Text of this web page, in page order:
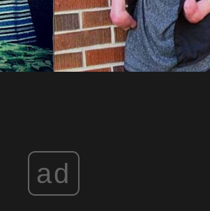
ad